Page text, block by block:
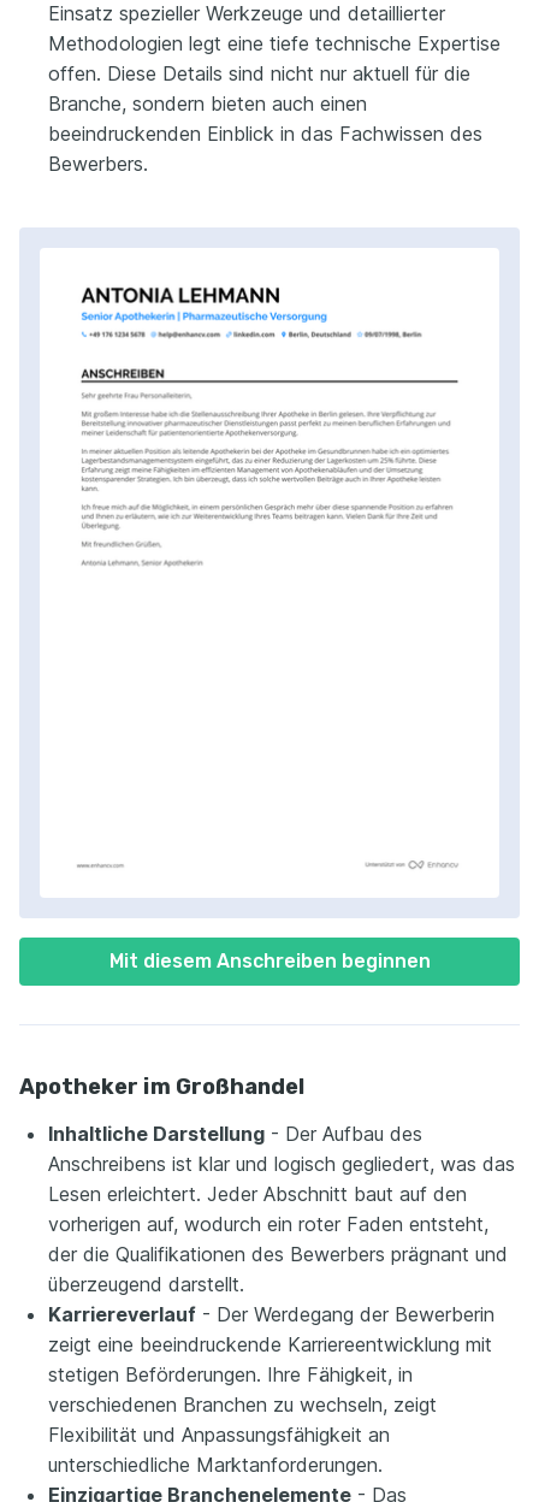
Mit diesem Anschreiben beginnen
Einsatz spezieller Werkzeuge und detaillierter
Methodologien legt eine tiefe technische Expertise
offen. Diese Details sind nicht nur aktuell für die
Branche, sondern bieten auch einen
beeindruckenden Einblick in das Fachwissen des
Bewerbers.
Apotheker im Großhandel
Inhaltliche Darstellung - Der Aufbau des
Anschreibens ist klar und logisch gegliedert, was das
Lesen erleichtert. Jeder Abschnitt baut auf den
vorherigen auf, wodurch ein roter Faden entsteht,
der die Qualifikationen des Bewerbers prägnant und
überzeugend darstellt.
Karriereverlauf - Der Werdegang der Bewerberin
zeigt eine beeindruckende Karriereentwicklung mit
stetigen Beförderungen. Ihre Fähigkeit, in
verschiedenen Branchen zu wechseln, zeigt
Flexibilität und Anpassungsfähigkeit an
unterschiedliche Marktanforderungen.
Einzigartige Branchenelemente - Das